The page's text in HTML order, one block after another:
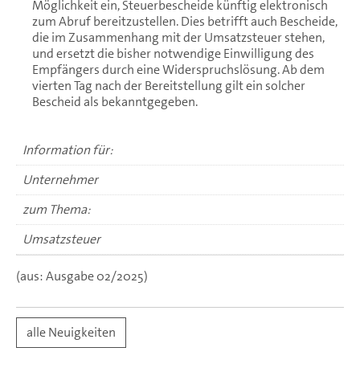
Möglichkeit ein, Steuerbescheide künftig elektronisch
zum Abruf bereitzustellen. Dies betrifft auch Bescheide,
die im Zusammenhang mit der Umsatzsteuer stehen,
und ersetzt die bisher notwendige Einwilligung des
Empfängers durch eine Widerspruchslösung. Ab dem
vierten Tag nach der Bereitstellung gilt ein solcher
Bescheid als bekanntgegeben.
Information für:
Unternehmer
zum Thema:
Umsatzsteuer
(aus: Ausgabe 02/2025)
alle Neuigkeiten